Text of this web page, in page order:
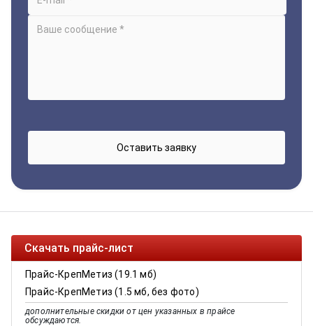
Скачать прайс-лист
Прайс-КрепМетиз (19.1 мб)
Прайс-КрепМетиз (1.5 мб, без фото)
дополнительные скидки от цен указанных в прайсе
обсуждаются.